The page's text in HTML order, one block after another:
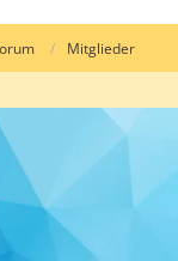
Mitglieder